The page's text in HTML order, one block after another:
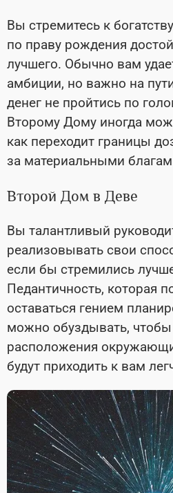
Вы стремитесь к
по праву рождения
лучшего. Обычно вам
амбиции, но важно на
денег не пройтись по
Второму Дому иногда
как переходит границы
за материальными
Второй Дом в Деве
Вы талантливый
реализовывать свои
если бы стремились
Педантичность, которая
оставаться гением
можно обуздывать,
расположения
будут приходить к вам